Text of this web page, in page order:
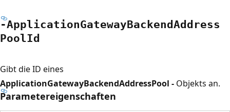
-ApplicationGatewayBackendAddress
PoolId
Gibt die ID eines
ApplicationGatewayBackendAddressPool - Objekts an.
Parametereigenschaften